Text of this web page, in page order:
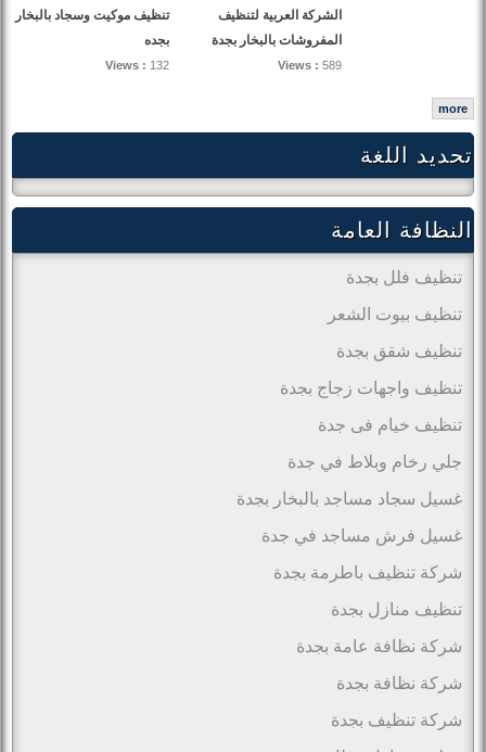
تنظيف موكيت وسجاد بالبخار
بجده
Views : 132
الشركة العربية لتنظيف
المفروشات بالبخار بجدة
Views : 589
more
تحديد اللغة
النظافة العامة
تنظيف فلل بجدة
تنظيف بيوت الشعر
تنظيف شقق بجدة
تنظيف واجهات زجاج بجدة
تنظيف خيام فى جدة
جلي رخام وبلاط في جدة
غسيل سجاد مساجد بالبخار بجدة
غسيل فرش مساجد في جدة
شركة تنظيف باطرمة بجدة
تنظيف منازل بجدة
شركة نظافة عامة بجدة
شركة نظافة بجدة
شركة تنظيف بجدة